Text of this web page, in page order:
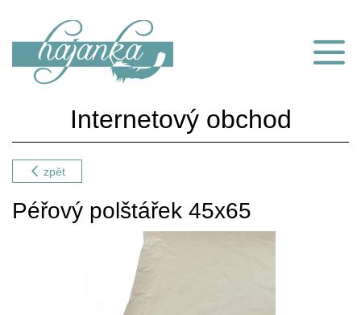
Internetový obchod
zpět
Péřový polštářek 45x65